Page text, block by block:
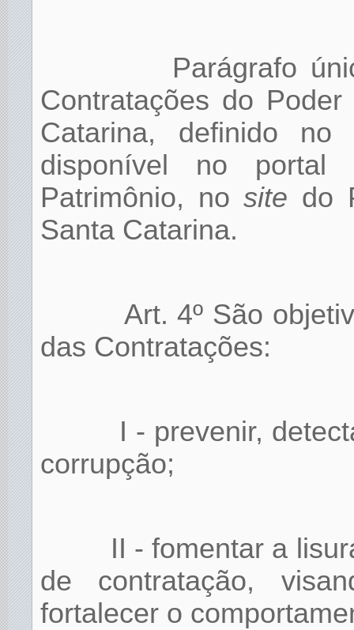
Parágrafo
Contratações do
Catarina, definido
disponível no
Patrimônio, nosite do
Santa Catarina.
Art. 4º São
das Contratações:
I - prevenir,
corrupção;
II - fomentar a
de contratação,
fortalecer o